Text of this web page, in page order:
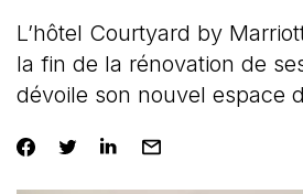
L’hôtel Courtyard by
la fin de la rénovation de
dévoile son nouvel espace